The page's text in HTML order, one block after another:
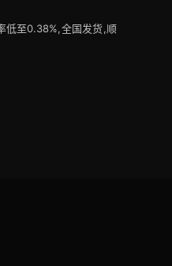
低至0.38%,全国发货,顺